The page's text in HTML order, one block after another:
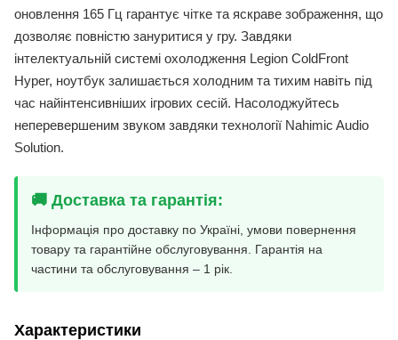
оновлення 165 Гц гарантує чітке та яскраве зображення, що
дозволяє повністю зануритися у гру. Завдяки
інтелектуальній системі охолодження Legion ColdFront
Hyper, ноутбук залишається холодним та тихим навіть під
час найінтенсивніших ігрових сесій. Насолоджуйтесь
неперевершеним звуком завдяки технології Nahimic Audio
Solution.
🚚 Доставка та гарантія:
Інформація про доставку по Україні, умови повернення
товару та гарантійне обслуговування. Гарантія на
частини та обслуговування – 1 рік.
Характеристики